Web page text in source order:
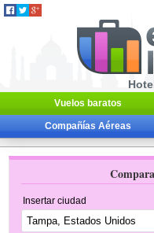
Vuelos baratos
Compañías Aéreas
Insertar ciudad